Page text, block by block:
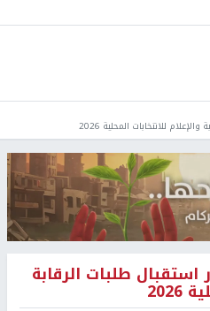
للانتخابات المحلية 2026
استقبال طلبات الرقابة